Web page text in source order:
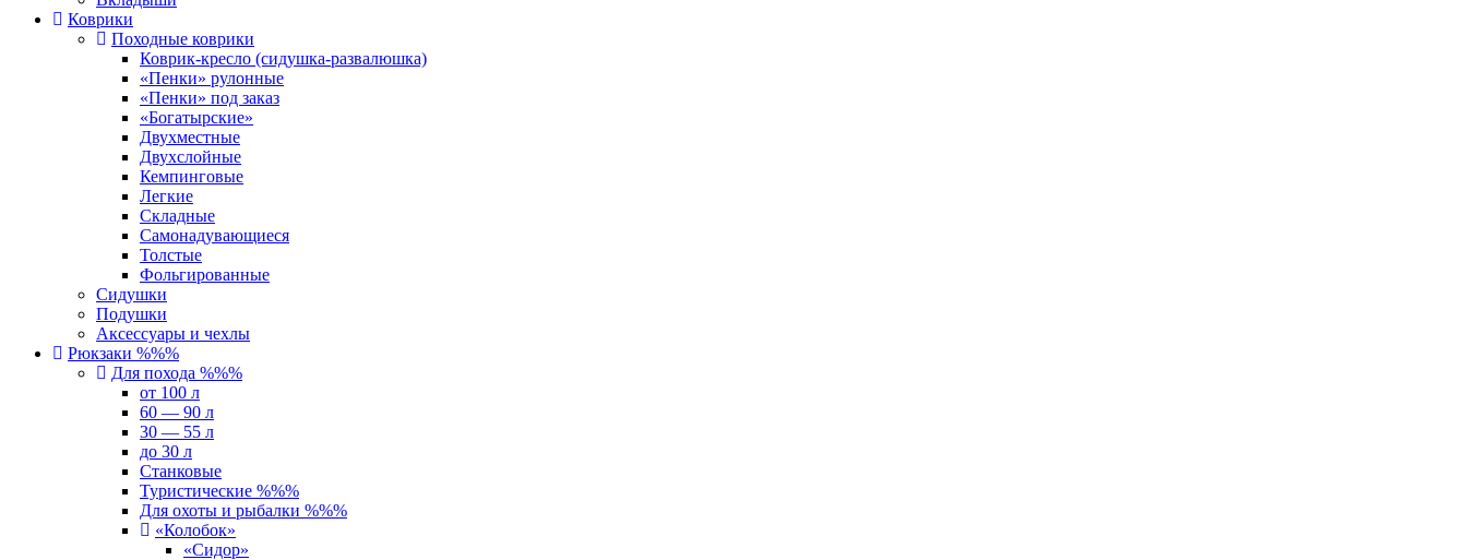
Коврики
Походные коврики
Коврик-кресло (сидушка-развалюшка)
«Пенки» рулонные
«Пенки» под заказ
«Богатырские»
Двухместные
Двухслойные
Кемпинговые
Легкие
Складные
Самонадувающиеся
Толстые
Фольгированные
Сидушки
Подушки
Аксессуары и чехлы
Рюкзаки %%%
Для похода %%%
от 100 л
60 — 90 л
30 — 55 л
до 30 л
Станковые
Туристические %%%
Для охоты и рыбалки %%%
«Колобок»
«Сидор»